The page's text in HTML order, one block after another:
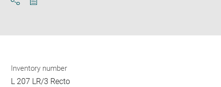
Inventory number
L 207 LR/3 Recto